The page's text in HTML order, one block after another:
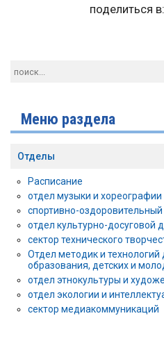
поделиться в:
Меню раздела
Отделы
Расписание
отдел музыки и хореографии
спортивно-оздоровительный
отдел культурно-досуговой
сектор технического
Отдел методик и технологий
образования, детских и
отдел этнокультуры и
отдел экологии и
сектор медиакоммуникаций